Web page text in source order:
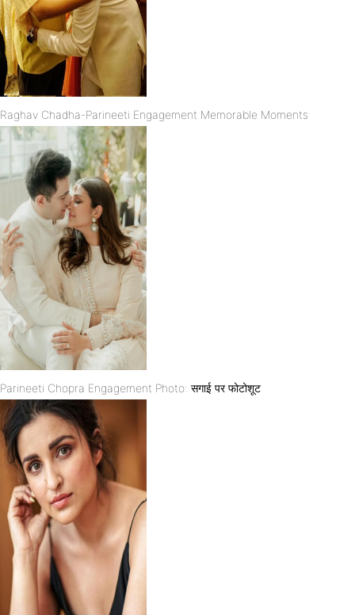
Raghav Chadha-Parineeti Engagement Memorable Moments
Parineeti Chopra Engagement Photo: सगाई पर फोटोशूट